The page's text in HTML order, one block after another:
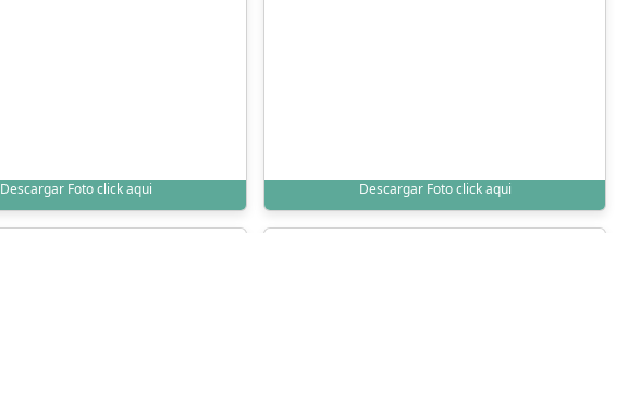
Descargar Foto click aqui Descargar Foto click aqui